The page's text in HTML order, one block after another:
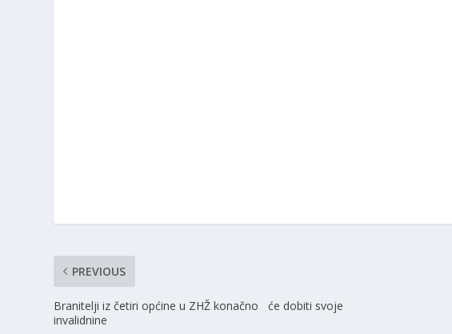
PREVIOUS
Branitelji iz četiri općine u ZHŽ konačno će dobiti svoje
invalidnine